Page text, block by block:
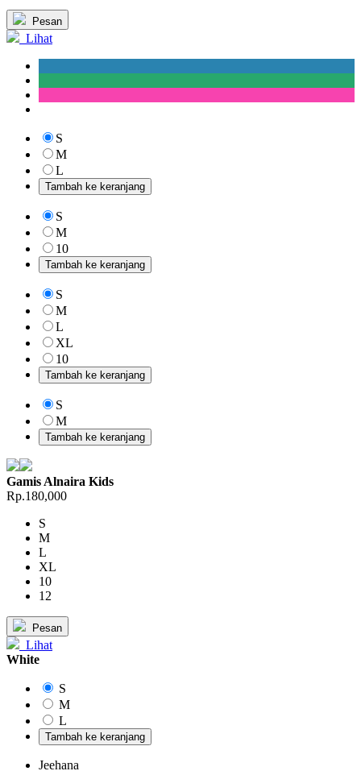
Pesan
Lihat
S
M
L
Tambah ke keranjang
S
M
10
Tambah ke keranjang
S
M
L
XL
10
Tambah ke keranjang
S
M
Tambah ke keranjang
Gamis Alnaira Kids
Rp.180,000
S
M
L
XL
10
12
Pesan
Lihat
White
S
M
L
Tambah ke keranjang
Jeehana